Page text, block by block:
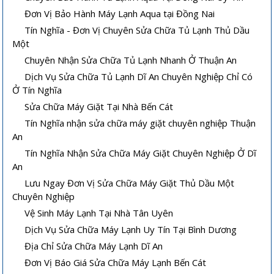
Đơn Vị Bảo Hành Máy Lạnh Aqua tại Đồng Nai
Tín Nghĩa - Đơn Vị Chuyên Sửa Chữa Tủ Lạnh Thủ Dầu
Một
Chuyên Nhận Sửa Chữa Tủ Lạnh Nhanh Ở Thuận An
Dịch Vụ Sửa Chữa Tủ Lạnh Dĩ An Chuyên Nghiệp Chỉ Có
Ở Tín Nghĩa
Sửa Chữa Máy Giặt Tại Nhà Bến Cát
Tín Nghĩa nhận sửa chữa máy giặt chuyên nghiệp Thuận
An
Tín Nghĩa Nhận Sửa Chữa Máy Giặt Chuyên Nghiệp Ở Dĩ
An
Lưu Ngay Đơn Vị Sửa Chữa Máy Giặt Thủ Dầu Một
Chuyên Nghiệp
Vệ Sinh Máy Lạnh Tại Nhà Tân Uyên
Dịch Vụ Sửa Chữa Máy Lạnh Uy Tín Tại Bình Dương
Địa Chỉ Sửa Chữa Máy Lạnh Dĩ An
Đơn Vị Báo Giá Sửa Chữa Máy Lạnh Bến Cát